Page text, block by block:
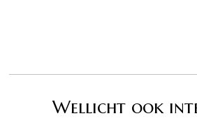
Wellicht ook